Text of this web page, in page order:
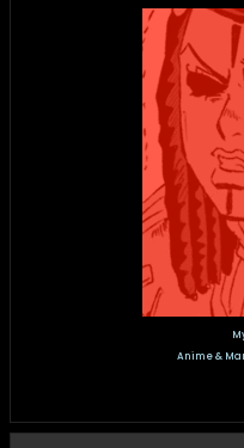
Anime &